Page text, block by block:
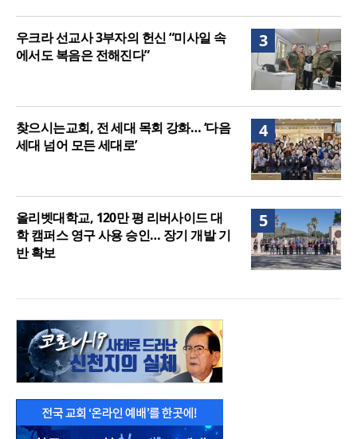
3
우크라 선교사 3부자의 헌신 “미사일 속
에서도 복음은 전해진다”
4
찾으시는교회, 전 세대 목회 강화… ‘다음
세대 넘어 모든 세대로’
5
올리벳대학교, 120만 평 리버사이드 대
학 캠퍼스 영구 사용 승인… 장기 개발 기
반 확보